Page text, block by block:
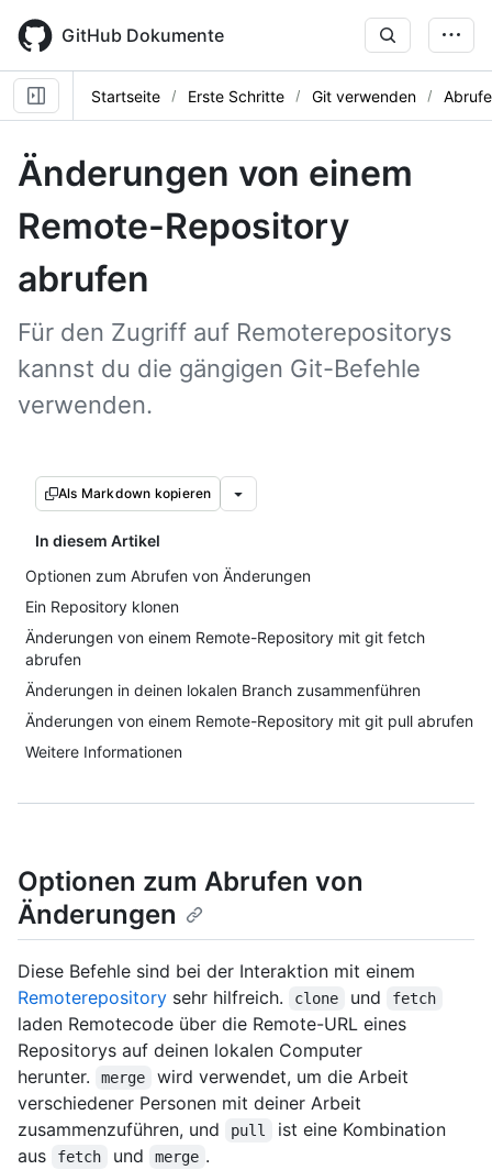
main
content
GitHub Dokumente
Startseite Erste Schritte Git verwenden
Änderungen von einem
Remote-Repository
abrufen
Für den Zugriff auf Remoterepositorys
kannst du die gängigen Git-Befehle
verwenden.
Als Markdown kopieren
In diesem Artikel
Optionen zum Abrufen von Änderungen
Ein Repository klonen
Änderungen von einem Remote-Repository mit git fetch
abrufen
Änderungen in deinen lokalen Branch zusammenführen
Änderungen von einem Remote-Repository mit git pull abrufen
Weitere Informationen
Optionen zum Abrufen von
Änderungen
Diese Befehle sind bei der Interaktion mit einem
Remoterepository sehr hilfreich. clone und fetch
laden Remotecode über die Remote-URL eines
Repositorys auf deinen lokalen Computer
herunter.
merge
wird verwendet, um die Arbeit
verschiedener Personen mit deiner Arbeit
zusammenzuführen, und
pull
ist eine Kombination
aus
fetch und merge .